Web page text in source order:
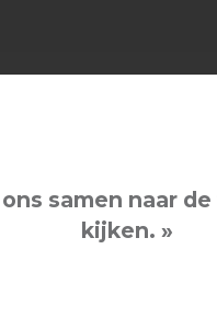
samen naar
kijken. »